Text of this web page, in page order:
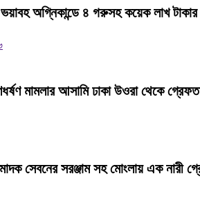
ভয়াবহ অগ্নিকান্ডে ৪ গরুসহ কয়েক লাখ
মামলার আসামি ঢাকা উওরা থেকে
সেবনের সরঞ্জাম সহ মোংলায় এক নারী